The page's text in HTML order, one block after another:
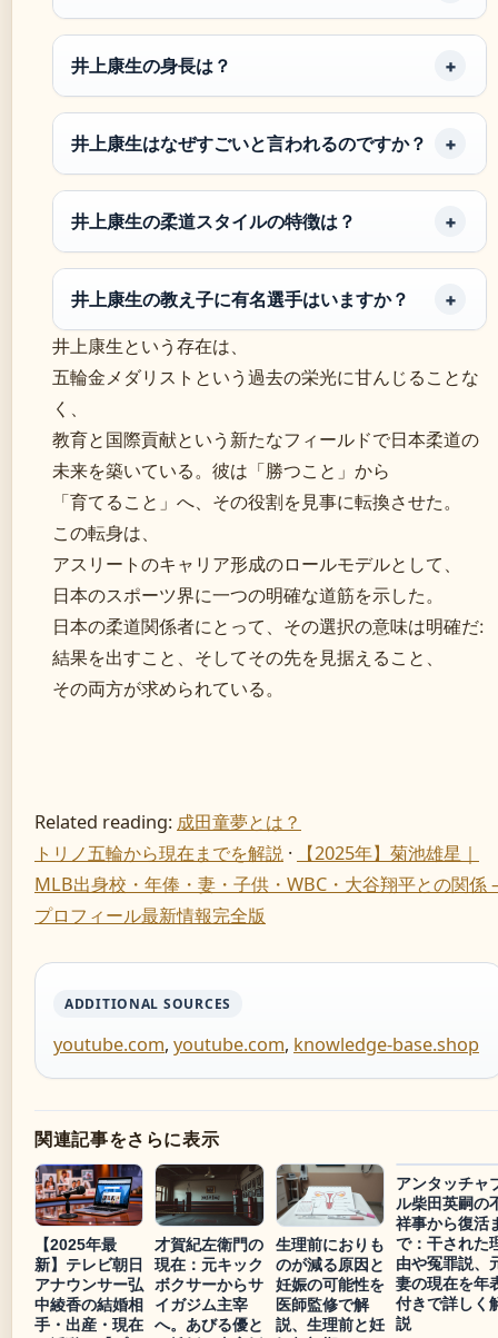
井上康生の身長は？
井上康生はなぜすごいと言われるのですか？
井上康生の柔道スタイルの特徴は？
井上康生の教え子に有名選手はいますか？
井上康生という存在は、
五輪金メダリストという過去の栄光に甘んじることな
く、
教育と国際貢献という新たなフィールドで日本柔道の
未来を築いている。彼は「勝つこと」から
「育てること」へ、その役割を見事に転換させた。
この転身は、
アスリートのキャリア形成のロールモデルとして、
日本のスポーツ界に一つの明確な道筋を示した。
日本の柔道関係者にとって、その選択の意味は明確だ:
結果を出すこと、そしてその先を見据えること、
その両方が求められている。
Related reading: 成田童夢とは？
トリノ五輪から現在までを解説 ·
【2025年】菊池雄星｜
MLB出身校・年俸・妻・子供・WBC・大谷翔平との関係
プロフィール最新情報完全版
ADDITIONAL SOURCES
youtube.com, youtube.com, knowledge-base.shop
関連記事をさらに表示
【2025年最
新】テレビ朝日
アナウンサー弘
中綾香の結婚相
手・出産・現在
才賀紀左衛門の
現在：元キック
ボクサーからサ
イガジム主宰
へ。あびる優と
生理前におりも
のが減る原因と
妊娠の可能性を
医師監修で解
説、生理前と妊
アンタッチャ
ル柴田英嗣の
祥事から復活
で：干された
由や冤罪説、
妻の現在を年
付きで詳しく
説